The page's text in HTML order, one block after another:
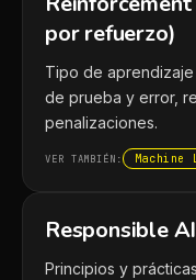
por refuerzo)
Tipo de
de prueba y error,
penalizaciones.
VER TAMBIÉN: Machine
Responsible
Principios y